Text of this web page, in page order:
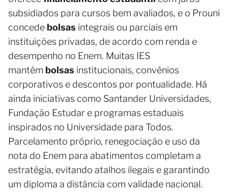
subsidiados para cursos bem avaliados, e o Prouni
concede bolsas integrais ou parciais em
instituições privadas, de acordo com renda e
desempenho no Enem. Muitas IES
mantêm bolsas institucionais, convênios
corporativos e descontos por pontualidade. Há
ainda iniciativas como Santander Universidades,
Fundação Estudar e programas estaduais
inspirados no Universidade para Todos.
Parcelamento próprio, renegociação e uso da
nota do Enem para abatimentos completam a
estratégia, evitando atalhos ilegais e garantindo
um diploma a distância com validade nacional.